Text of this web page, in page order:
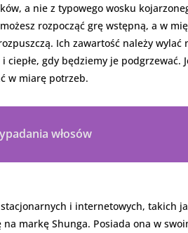
a nie z typowego wosku
rozpocząć grę wstępną, a w
Ich zawartość należy
gdy będziemy je podgrzewać.
w miarę potrzeb.
włosów
i internetowych, takich
markę Shunga. Posiada ona w